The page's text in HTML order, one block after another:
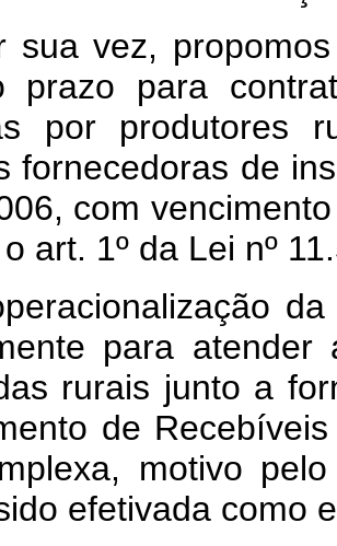
sua vez,
prazo para
por produtores
fornecedoras de
com
art. 1º da Lei nº
para
rurais junto a
de
motivo
efetivada como